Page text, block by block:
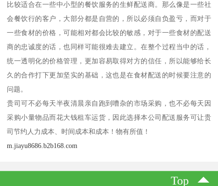
比较适合在一些中小型的餐饮服务的生鲜配送商。那么像是一些社
会餐饮行的客户，大部分都是自营的，所以必须自负盈亏，而对于
一些食材的价格，可能相对都会比较的敏感，对于一些食材的配送
商的忠诚度的话，也同样可能很难去建立。在整个过程当中的话，
统一透明化的价格管理，更加容易取得对方的信任，所以能够给长
久的合作打下更加坚实的基础，这也是在食材配送的时候要注意的
问题。
贵司可不必每天半夜清晨亲自跑到嘈杂的市场采购，也不必每天因
采购小量物品而花大钱租车运货，因此选择本公司配送服务可让贵
司节约人力成本、时间成本和成本！物有所值！
m.jiayu8686.b2b168.com
Top